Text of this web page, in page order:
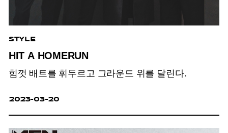
STYLE
HIT A HOMERUN
힘껏 배트를 휘두르고 그라운드 위를 달린다.
2023-03-20